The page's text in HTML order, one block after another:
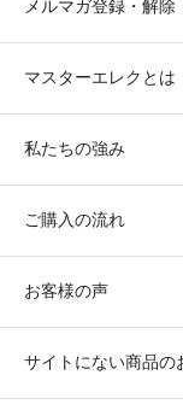
メルマガ登録・解除
マスターエレクとは
私たちの強み
ご購入の流れ
お客様の声
サイトにない商品の